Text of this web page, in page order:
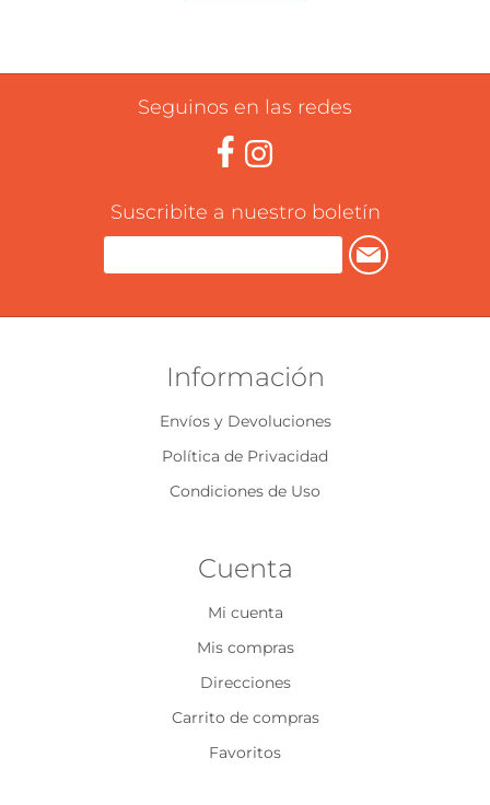
Seguinos en las redes
Suscribite a nuestro boletín
Información
Envíos y Devoluciones
Política de Privacidad
Condiciones de Uso
Cuenta
Mi cuenta
Mis compras
Direcciones
Carrito de compras
Favoritos